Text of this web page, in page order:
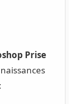
Prise